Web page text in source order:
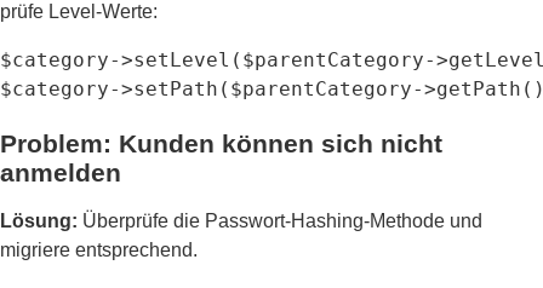
prüfe Level-Werte:
$category->setLevel($parentCategory-
$category->setPath($parentCategory-
Problem: Kunden können sich nicht
anmelden
Lösung: Überprüfe die Passwort-Hashing-Methode und
migriere entsprechend.